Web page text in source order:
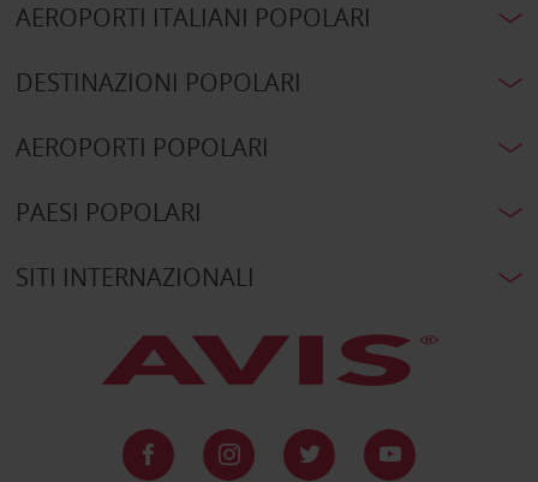
AEROPORTI ITALIANI POPOLARI
DESTINAZIONI POPOLARI
AEROPORTI POPOLARI
PAESI POPOLARI
SITI INTERNAZIONALI